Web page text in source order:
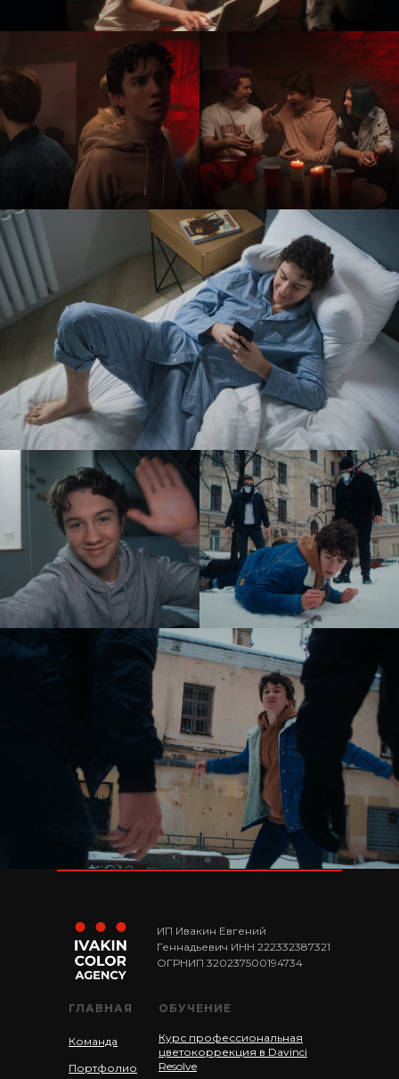
ГЛАВНАЯ
Команда
Портфолио
ОБУЧЕНИЕ
Курс профессиональная
цветокоррекция в Davinci
Resolve
ИП Ивакин Евгений
Геннадьевич ИНН 222332387321
ОГРНИП 320237500194734